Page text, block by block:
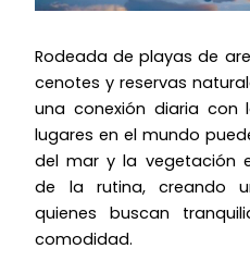
Rodeada de playas de
cenotes y reservas
una conexión diaria con
lugares en el mundo
del mar y la vegetación
de la rutina, creando
quienes buscan
comodidad.